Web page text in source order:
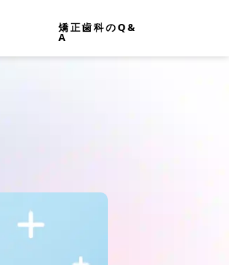
矯正歯科のQ&
A